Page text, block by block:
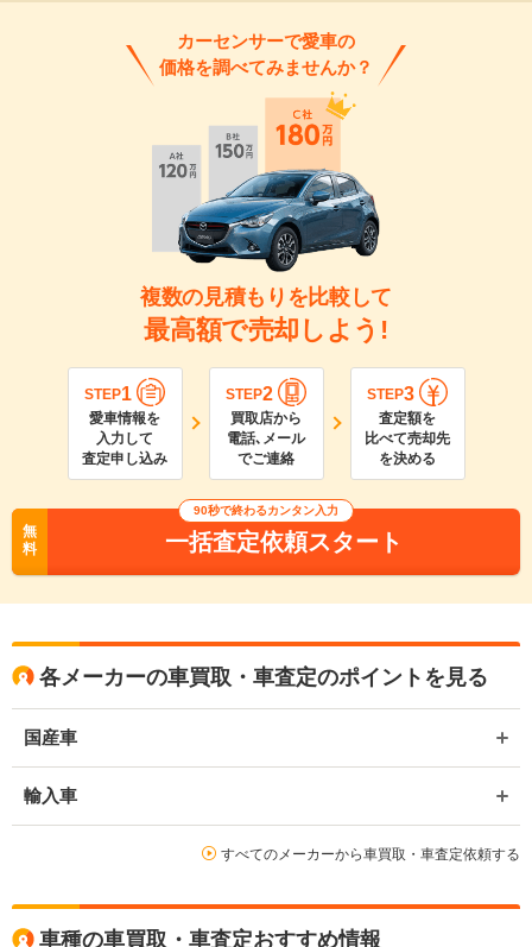
カーセンサーで愛車の
価格を調べてみませんか？
複数の見積もりを比較して
最高額で売却しよう!
STEP1
愛車情報を
入力して
査定申し込み
STEP2
買取店から
電話､メール
でご連絡
STEP3
査定額を
比べて売却先
を決める
無
料
90秒で終わるカンタン入力
一括査定依頼スタート
各メーカーの車買取・車査定のポイントを見る
国産車
輸入車
すべてのメーカーから車買取・車査定依頼する
車種の車買取・車査定おすすめ情報